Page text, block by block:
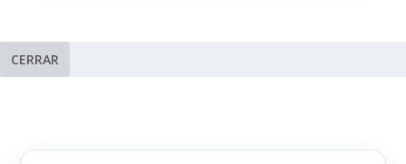
CERRAR